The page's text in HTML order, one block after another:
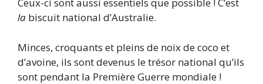
la biscuit national d’Australie.
Minces, croquants et pleins de noix de coco et
d’avoine, ils sont devenus le trésor national qu’ils
sont pendant la Première Guerre mondiale !